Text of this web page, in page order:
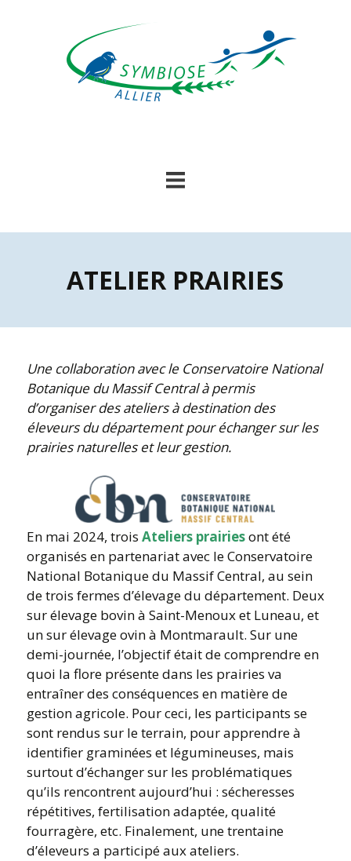
Skip
ATELIER PRAIRIES
Une collaboration avec le Conservatoire National
Botanique du Massif Central à permis
d’organiser des ateliers à destination des
éleveurs du département pour échanger sur les
prairies naturelles et leur gestion.
En mai 2024, trois Ateliers prairiesont été
organisés en partenariat avec le Conservatoire
National Botanique du Massif Central, au sein
de trois fermes d’élevage du département. Deux
sur élevage bovin à Saint-Menoux et Luneau, et
un sur élevage ovin à Montmarault. Sur une
demi-journée, l’objectif était de comprendre en
quoi la flore présente dans les prairies va
entraîner des conséquences en matière de
gestion agricole. Pour ceci, les participants se
sont rendus sur le terrain, pour apprendre à
identifier graminées et légumineuses, mais
surtout d’échanger sur les problématiques
qu’ils rencontrent aujourd’hui : sécheresses
répétitives, fertilisation adaptée, qualité
fourragère, etc. Finalement, une trentaine
d’éleveurs a participé aux ateliers.